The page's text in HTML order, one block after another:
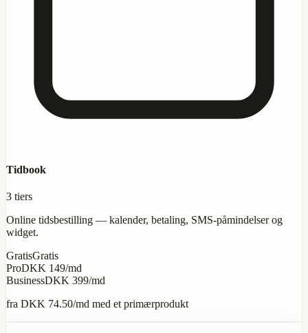
Tidbook
3 tiers
Online tidsbestilling — kalender, betaling, SMS-påmindelser og
widget.
GratisGratis
ProDKK 149/md
BusinessDKK 399/md
fra DKK 74.50/md med et primærprodukt